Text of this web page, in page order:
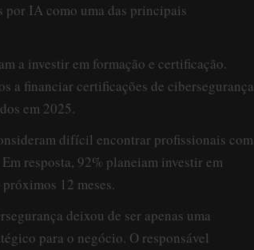
por IA como uma das principais
a investir em formação e certificação.
a financiar certificações de cibersegurança
em 2025.
difícil encontrar profissionais com
resposta, 92% planeiam investir em
12 meses.
deixou de ser apenas uma
para o negócio. O responsável